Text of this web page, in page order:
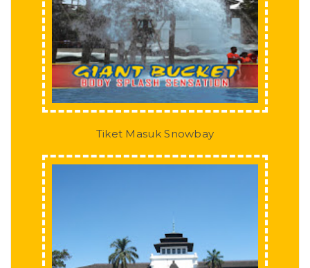
Tiket Masuk Snowbay